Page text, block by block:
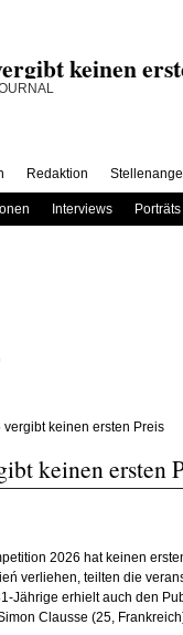
keinen
Redaktion
Interviews
Porträts
keinen ersten Preis
keinen ersten
2026 hat keinen
verliehen, teilten die
Jährige erhielt auch den
Clausse (25,